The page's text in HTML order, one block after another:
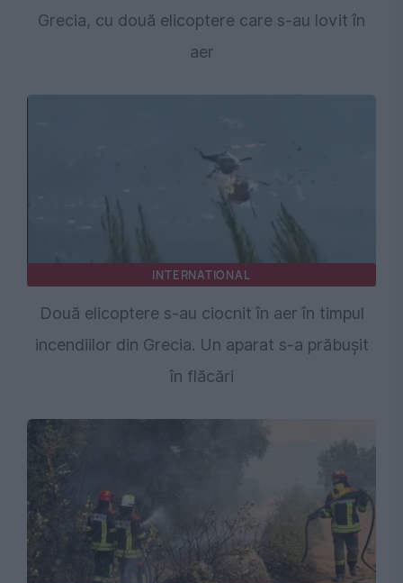
Grecia, cu două elicoptere care s-au lovit în
aer
INTERNATIONAL
Două elicoptere s-au ciocnit în aer în timpul
incendiilor din Grecia. Un aparat s-a prăbușit
în flăcări